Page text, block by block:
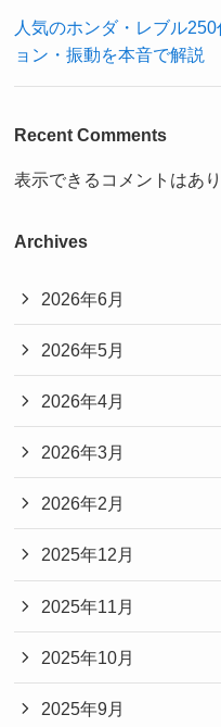
人気のホンダ・レブル
ョン・振動を本音で解説
Recent Comments
表示できるコメントはあり
Archives
2026年6月
2026年5月
2026年4月
2026年3月
2026年2月
2025年12月
2025年11月
2025年10月
2025年9月